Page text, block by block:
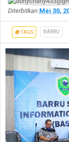
Diterbitkan Mei 30,
TAGS BARRU